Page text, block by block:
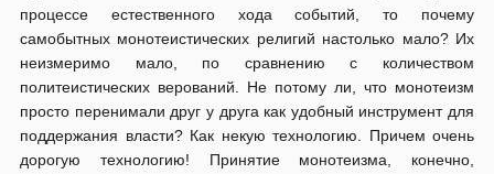
процессе естественного хода событий, то почему
самобытных монотеистических религий настолько мало? Их
неизмеримо мало, по сравнению с количеством
политеистических верований. Не потому ли, что монотеизм
просто перенимали друг у друга как удобный инструмент для
поддержания власти? Как некую технологию. Причем очень
дорогую технологию! Принятие монотеизма, конечно,